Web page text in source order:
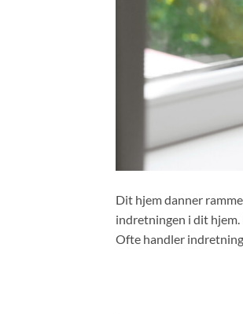
Dit hjem danner
indretningen i dit
Ofte handler